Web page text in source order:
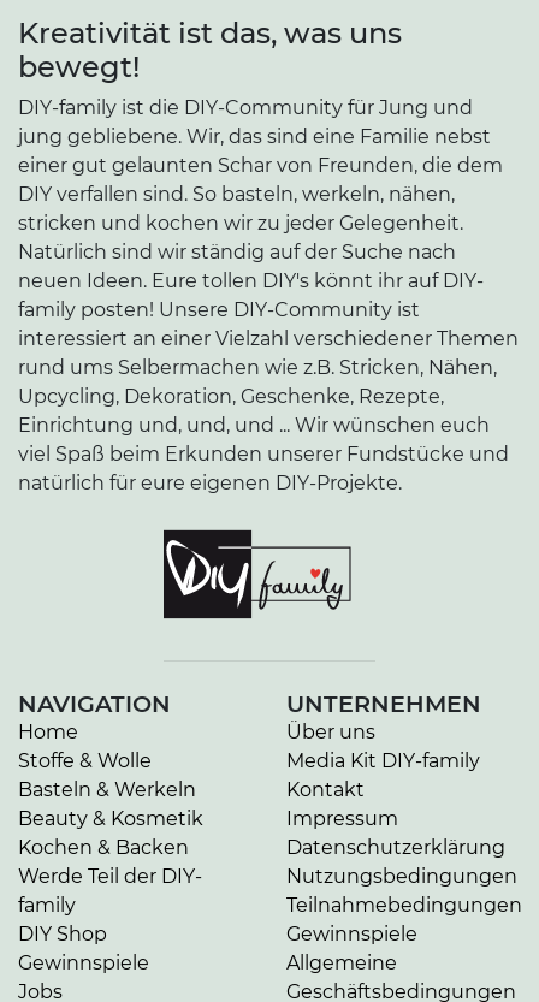
Kreativität ist das, was uns
bewegt!
DIY-family ist die DIY-Community für Jung und
jung gebliebene. Wir, das sind eine Familie nebst
einer gut gelaunten Schar von Freunden, die dem
DIY verfallen sind. So basteln, werkeln, nähen,
stricken und kochen wir zu jeder Gelegenheit.
Natürlich sind wir ständig auf der Suche nach
neuen Ideen. Eure tollen DIY's könnt ihr auf DIY-
family posten! Unsere DIY-Community ist
interessiert an einer Vielzahl verschiedener Themen
rund ums Selbermachen wie z.B. Stricken, Nähen,
Upcycling, Dekoration, Geschenke, Rezepte,
Einrichtung und, und, und ... Wir wünschen euch
viel Spaß beim Erkunden unserer Fundstücke und
natürlich für eure eigenen DIY-Projekte.
NAVIGATION
Home
Stoffe & Wolle
Basteln & Werkeln
Beauty & Kosmetik
Kochen & Backen
Werde Teil der DIY-
family
DIY Shop
Gewinnspiele
Jobs
UNTERNEHMEN
Über uns
Media Kit DIY-family
Kontakt
Impressum
Datenschutzerklärung
Nutzungsbedingungen
Teilnahmebedingungen
Gewinnspiele
Allgemeine
Geschäftsbedingungen